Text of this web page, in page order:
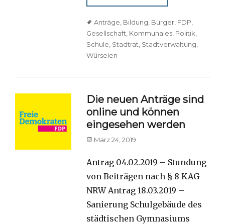
TagsAnträge Bildung Bürger FDP
Gesellschaft Kommunales Politik
Schule Stadtrat Stadtverwaltung
Würselen
Die neuen Anträge sind
online und können
eingesehen werden
Posted
März 24, 2019
Antrag 04.02.2019 – Stundung
von Beiträgen nach § 8 KAG
NRW Antrag 18.03.2019 –
Sanierung Schulgebäude des
städtischen Gymnasiums